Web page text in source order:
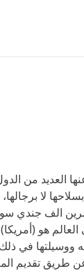
العديد من
لا
الف جندي
هو
ووسيلتها في
طريق تقديم